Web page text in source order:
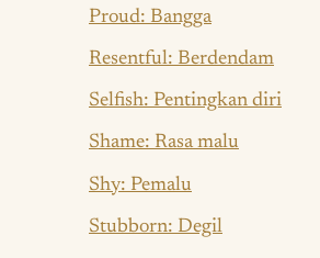
Proud: Bangga
Resentful: Berdendam
Selfish: Pentingkan diri
Shame: Rasa malu
Shy: Pemalu
Stubborn: Degil